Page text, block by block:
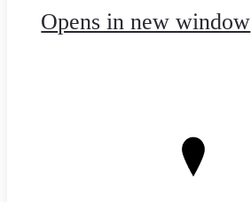
Opens in new window